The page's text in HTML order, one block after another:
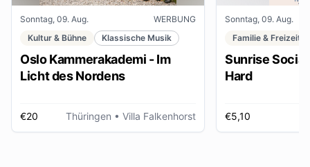
Sonntag, 09. Aug.
WERBUNG
Kultur & Bühne
Klassische Musik
Oslo Kammerakademi - Im
Licht des Nordens
€20 Thüringen • Villa Falkenhorst
Sonntag, 09. Aug.
Familie & Freizeit
Sunrise
Hard
€5,10